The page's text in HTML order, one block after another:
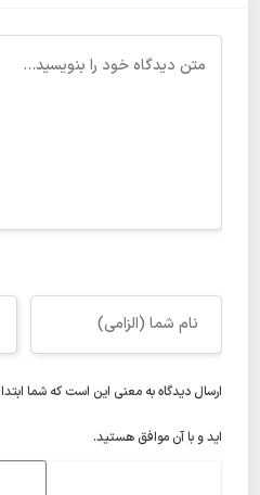
ارسال دیدگاه به معنی این است که شما ابتدا
اید و با آن موافق هستید.